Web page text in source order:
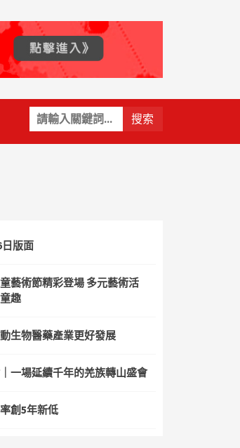
關
鍵
字:
日版面
藝術節精彩登場 多元藝術活
趣
生物醫藥產業更好發展
一場延續千年的羌族轉山盛會
創5年新低